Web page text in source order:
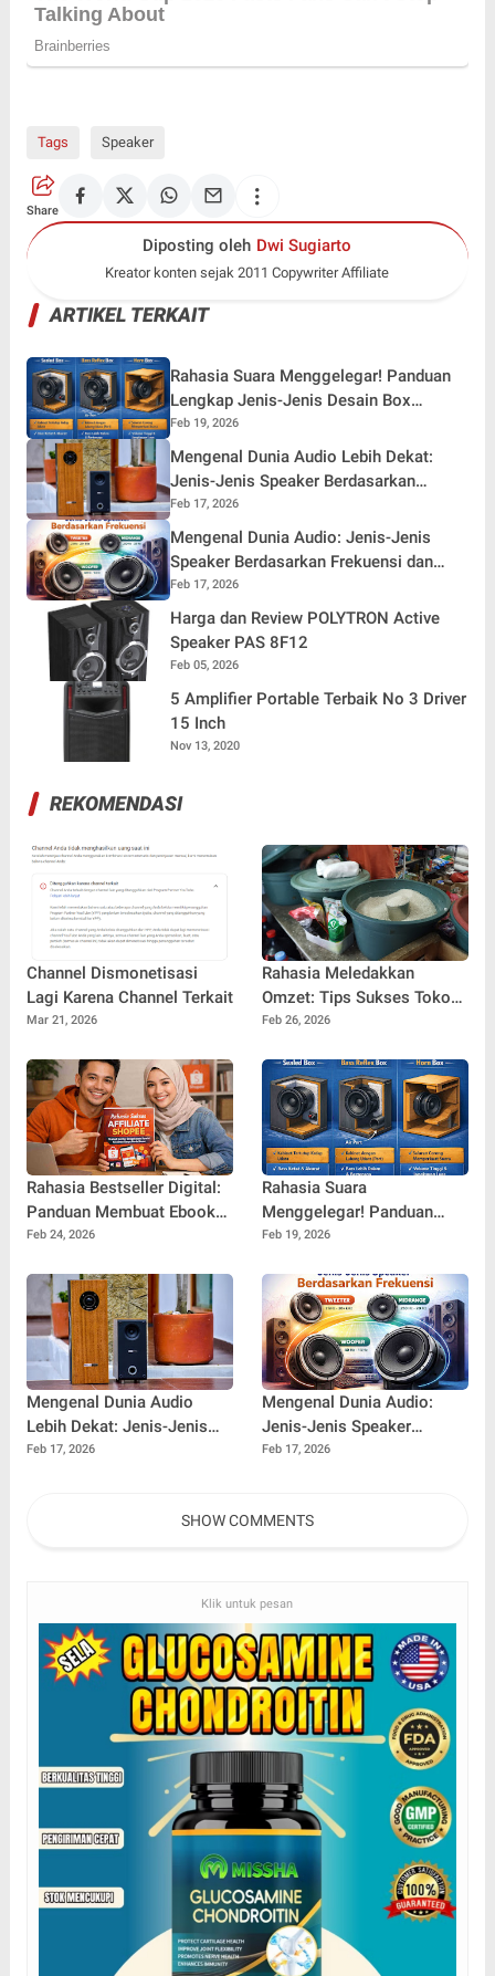
Tags Speaker
Share
Diposting oleh Dwi Sugiarto
Kreator konten sejak 2011 Copywriter Affiliate
ARTIKEL TERKAIT
Rahasia Suara Menggelegar! Panduan
Lengkap Jenis-Jenis Desain Box
Speaker yang Wajib Anda Tahu
Feb 19, 2026
Mengenal Dunia Audio Lebih Dekat:
Jenis-Jenis Speaker Berdasarkan
Desain yang Wajib Anda Tahu
Feb 17, 2026
Mengenal Dunia Audio: Jenis-Jenis
Speaker Berdasarkan Frekuensi dan
Fungsinya
Feb 17, 2026
Harga dan Review POLYTRON Active
Speaker PAS 8F12
Feb 05, 2026
5 Amplifier Portable Terbaik No 3 Driver
15 Inch
Nov 13, 2020
REKOMENDASI
Channel Dismonetisasi
Lagi Karena Channel Terkait
Mar 21, 2026
Rahasia Meledakkan
Omzet: Tips Sukses Toko
Sembako tanpa Lokasi
Dibahas!
Feb 26, 2026
Rahasia Bestseller Digital:
Panduan Membuat Ebook
yang Layak Jual dan Siap
Feb 24, 2026
Rahasia Suara
Menggelegar! Panduan
Lengkap Jenis-Jenis
Wajib Anda Tahu
Feb 19, 2026
Mengenal Dunia Audio
Lebih Dekat: Jenis-Jenis
Speaker Berdasarkan
Feb 17, 2026
Mengenal Dunia Audio:
Jenis-Jenis Speaker
Berdasarkan Frekuensi dan
Feb 17, 2026
SHOW COMMENTS
Klik untuk pesan